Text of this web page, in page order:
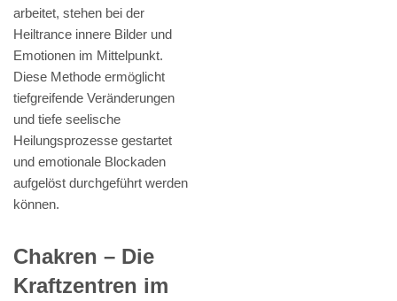
arbeitet, stehen bei der
Heiltrance innere Bilder und
Emotionen im Mittelpunkt.
Diese Methode ermöglicht
tiefgreifende Veränderungen
und tiefe seelische
Heilungsprozesse gestartet
und emotionale Blockaden
aufgelöst durchgeführt werden
können.
Chakren – Die
Kraftzentren im